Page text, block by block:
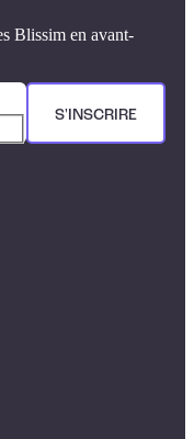
Blissim en avant-
S'INSCRIRE